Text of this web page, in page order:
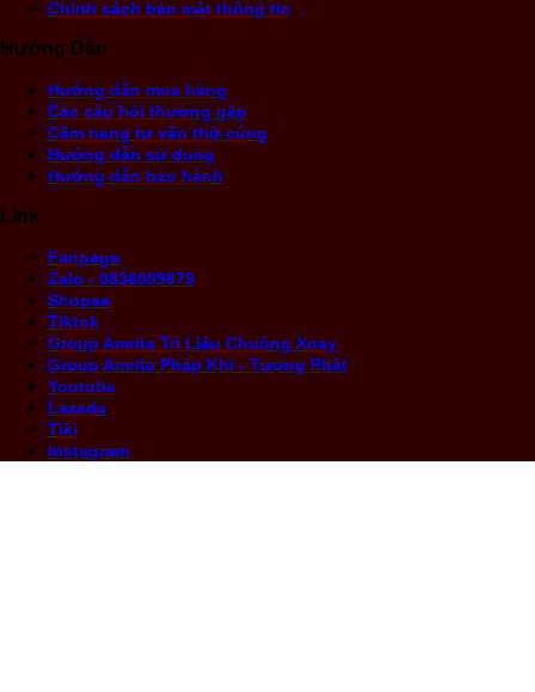
Chính sách bảo mật thông tin
Hướng Dẫn
Hướng dẫn mua hàng
Các câu hỏi thường gặp
Cẩm nang tư vấn thờ cúng
Hướng dẫn sử dụng
Hướng dẫn bảo hành
Link
Fanpage
Zalo - 0836009879
Shopee
Tiktok
Group Amrita Trị Liệu Chuông Xoay
Group Amrita Pháp Khí - Tượng Phật
Youtube
Lazada
Tiki
Instagram